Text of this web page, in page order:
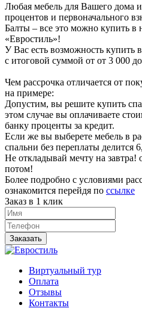
Любая мебель для Вашего дома
процентов и первоначального
Балты – все это можно купить в
«Евростиль»!
У Вас есть возможность купить
с итоговой суммой от от 3 000
Чем рассрочка отличается от
на примере:
Допустим, вы решите купить
этом случае вы оплачиваете
банку проценты за кредит.
Если же вы выберете мебель в
спальни без переплаты делится
Не откладывай мечту на завтра!
потом!
Более подробно с условиями
ознакомится перейдя по ссылке
Заказ в 1 клик
Заказать
Виртуальный тур
Оплата
Отзывы
Контакты